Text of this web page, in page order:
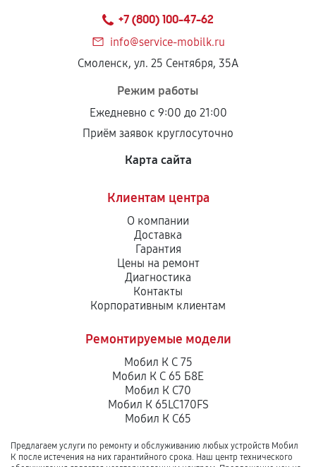
Ремонт троса газа снегоуборщика
680 от 70 мин
Ремонт редуктора снегоуборщика
2190 от 50 мин
Замена катушки зажигания
Замена глушителя снегоуборщика
от 70 мин
Замена маховика снегоуборщика
от 40 мин
Замена шины на колесном диске
Замена ремней снегоуборщика
990 от 30 мин
Натяжка тросов снегоуборщика
+7 (800) 100-47-62
info@service-mobilk.ru
Смоленск, ул. 25 Сентября, 35А
Режим работы
Ежедневно с 9:00 до 21:00
Приём заявок круглосуточно
Карта сайта
Клиентам центра
О компании
Доставка
Гарантия
Цены на ремонт
Диагностика
Контакты
Корпоративным клиентам
Ремонтируемые модели
Мобил К С 75
Мобил К С 65 Б8Е
Мобил К С70
Мобил К 65LC170FS
Мобил К С65
Предлагаем услуги по ремонту и обслуживанию любых устройств Мобил
К после истечения на них гарантийного срока. Наш центр технического